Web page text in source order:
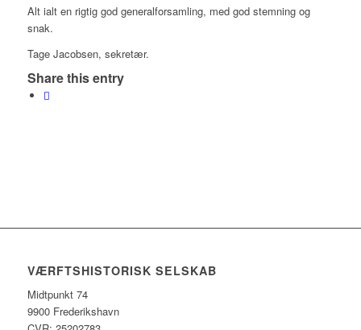
Alt ialt en rigtig god generalforsamling, med god stemning og
snak.
Tage Jacobsen, sekretær.
Share this entry
VÆRFTSHISTORISK SELSKAB
Midtpunkt 74
9900 Frederikshavn